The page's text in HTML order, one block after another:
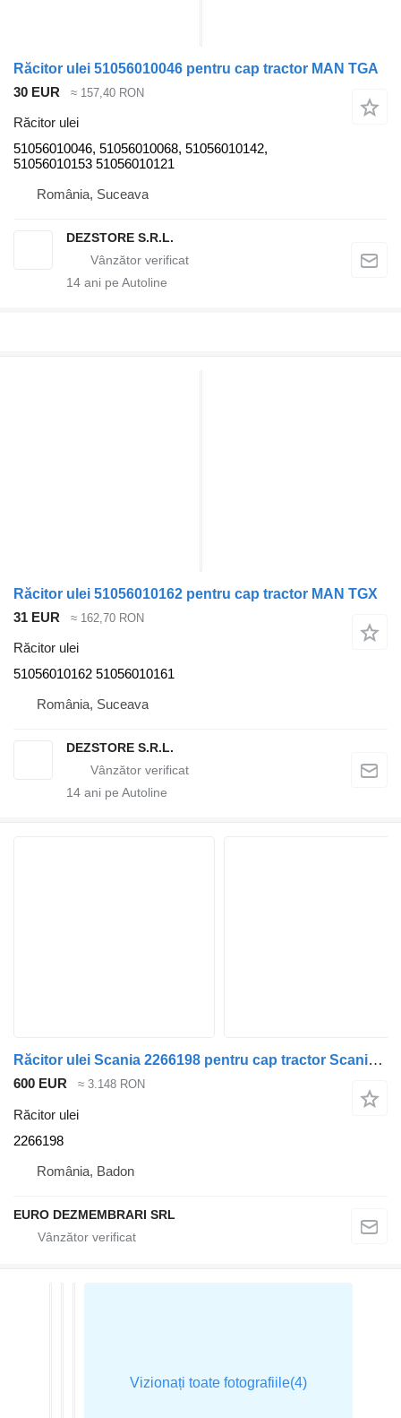
Răcitor ulei 51056010046 pentru cap tractor MAN TGA
30 EUR
≈ 157,40 RON
Răcitor ulei
51056010046, 51056010068, 51056010142,
51056010153 51056010121
România, Suceava
DEZSTORE S.R.L.
14 ani pe Autoline
Răcitor ulei 51056010162 pentru cap tractor MAN TGX
31 EUR
≈ 162,70 RON
Răcitor ulei
51056010162 51056010161
România, Suceava
DEZSTORE S.R.L.
14 ani pe Autoline
Răcitor ulei Scania 2266198 pentru cap tractor Scania NGS
600 EUR ≈ 3.148 RON
Răcitor ulei
2266198
România, Badon
EURO DEZMEMBRARI SRL